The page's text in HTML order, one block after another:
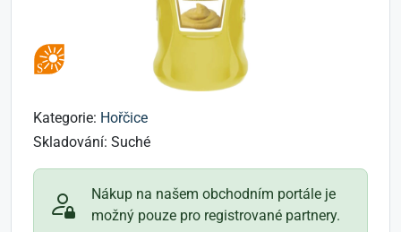
Kategorie: Hořčice
Skladování: Suché
Nákup na našem obchodním portále je
možný pouze pro registrované partnery.